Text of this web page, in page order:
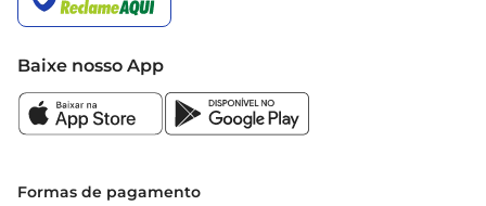
Baixe nosso App
Formas de pagamento